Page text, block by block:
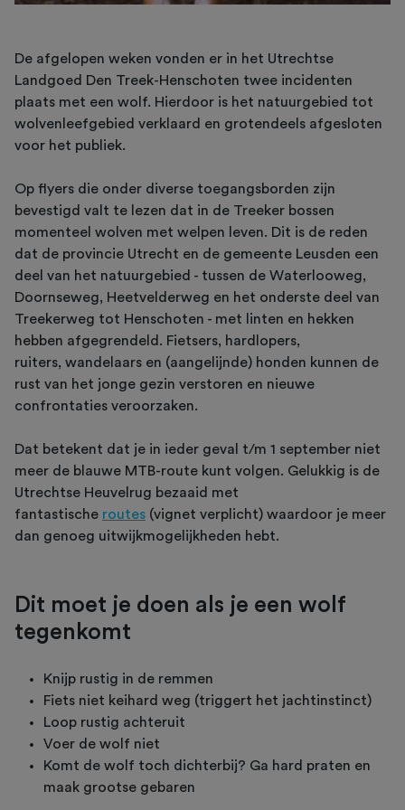
De afgelopen weken vonden er in het Utrechtse
Landgoed Den Treek-Henschoten twee incidenten
plaats met een wolf. Hierdoor is het natuurgebied tot
wolvenleefgebied verklaard en grotendeels afgesloten
voor het publiek.
Op flyers die onder diverse toegangsborden zijn
bevestigd valt te lezen dat in de Treeker bossen
momenteel wolven met welpen leven. Dit is de reden
dat de provincie Utrecht en de gemeente Leusden een
deel van het natuurgebied - tussen de Waterlooweg,
Doornseweg, Heetvelderweg en het onderste deel van
Treekerweg tot Henschoten - met linten en hekken
hebben afgegrendeld. Fietsers, hardlopers,
ruiters, wandelaars en (aangelijnde) honden kunnen de
rust van het jonge gezin verstoren en nieuwe
confrontaties veroorzaken.
Dat betekent dat je in ieder geval t/m 1 september niet
meer de blauwe MTB-route kunt volgen. Gelukkig is de
Utrechtse Heuvelrug bezaaid met
fantastische routes (vignet verplicht) waardoor je meer
dan genoeg uitwijkmogelijkheden hebt.
Dit moet je doen als je een wolf
tegenkomt
Knijp rustig in de remmen
Fiets niet keihard weg (triggert het jachtinstinct)
Loop rustig achteruit
Voer de wolf niet
Komt de wolf toch dichterbij? Ga hard praten en
maak grootse gebaren